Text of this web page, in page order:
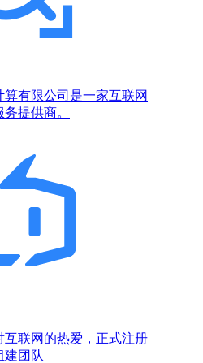
算有限公司是一家互联网
提供商。
互联网的热爱，正式注册
建团队